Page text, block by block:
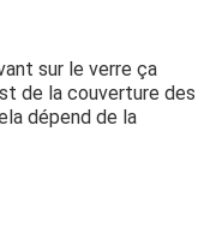
sur le verre ça
de la couverture des
dépend de la